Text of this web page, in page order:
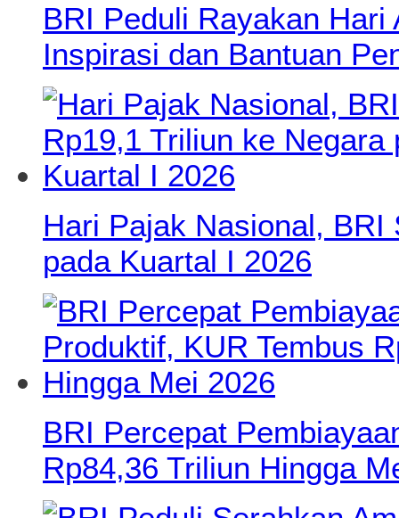
BRI Peduli Rayakan
Inspirasi dan Bantuan
Hari Pajak Nasional, BRI
pada Kuartal I 2026
BRI Percepat
Rp84,36 Triliun Hingga